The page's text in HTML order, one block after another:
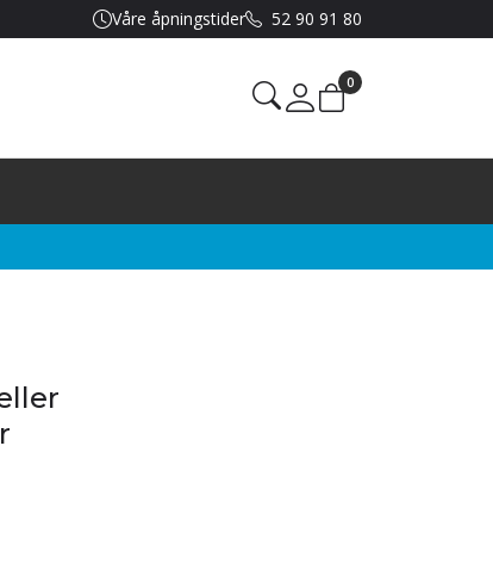
Våre åpningstider 52 90 91 80
Mine sider
0